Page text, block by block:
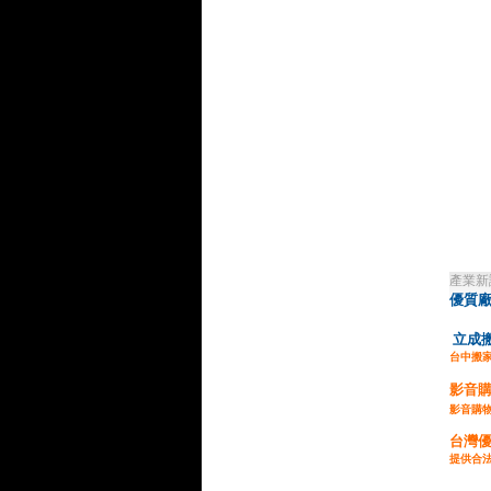
產業
優質
立成
台中搬
影音
影音購
台灣
提供合